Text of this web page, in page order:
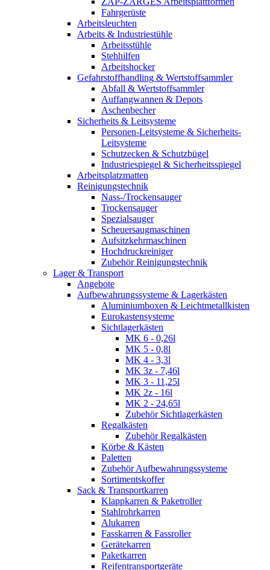
Fahrgerüste
Arbeitsleuchten
Arbeits & Industriestühle
Arbeitsstühle
Stehhilfen
Arbeitshocker
Gefahrstoffhandling & Wertstoffsammler
Abfall & Wertstoffsammler
Auffangwannen & Depots
Aschenbecher
Sicherheits & Leitsysteme
Personen-Leitsysteme & Sicherheits-
Leitsysteme
Schutzecken & Schutzbügel
Industriespiegel & Sicherheitsspiegel
Arbeitsplatzmatten
Reinigungstechnik
Nass-/Trockensauger
Trockensauger
Spezialsauger
Scheuersaugmaschinen
Aufsitzkehrmaschinen
Hochdruckreiniger
Zubehör Reinigungstechnik
Lager & Transport
Angebote
Aufbewahrungssysteme & Lagerkästen
Aluminiumboxen & Leichtmetallkisten
Eurokastensysteme
Sichtlagerkästen
MK 6 - 0,26l
MK 5 - 0,8l
MK 4 - 3,3l
MK 3z - 7,46l
MK 3 - 11,25l
MK 2z - 16l
MK 2 - 24,65l
Zubehör Sichtlagerkästen
Regalkästen
Zubehör Regalkästen
Körbe & Kästen
Paletten
Zubehör Aufbewahrungssysteme
Sortimentskoffer
Sack & Transportkarren
Klappkarren & Paketroller
Stahlrohrkarren
Alukarren
Fasskarren & Fassroller
Gerätekarren
Paketkarren
Reifentransportgeräte